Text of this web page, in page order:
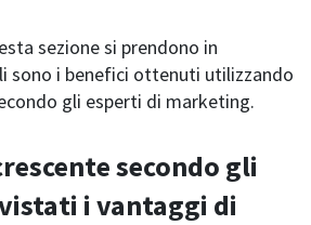
sezione si prendono in
sono i benefici ottenuti utilizzando
gli esperti di marketing.
secondo gli
i vantaggi di